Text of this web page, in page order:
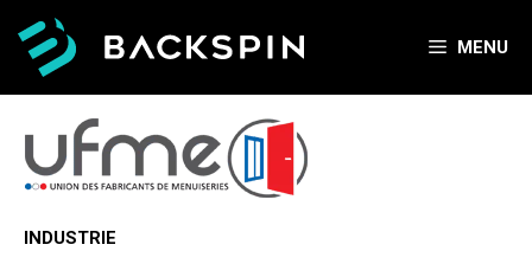
contenu
MENU
INDUSTRIE